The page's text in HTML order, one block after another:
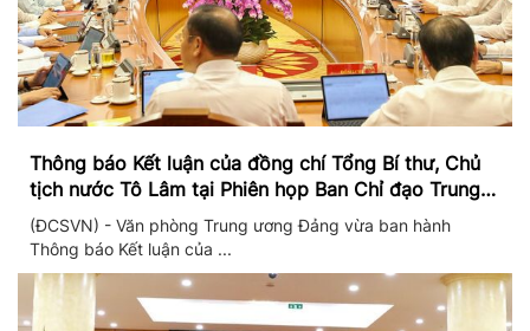
Thông báo Kết luận của đồng chí Tổng Bí thư, Chủ
tịch nước Tô Lâm tại Phiên họp Ban Chỉ đạo Trung
ương thực hiện Nghị quyết 57
(ĐCSVN) - Văn phòng Trung ương Đảng vừa ban hành
Thông báo Kết luận của ...